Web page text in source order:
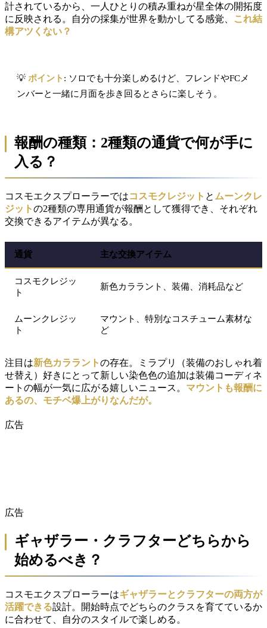
計されているから、一人ひとりの積み重ねが星全体の開拓度
に反映される。自分の採集が世界を動かしてる感覚、
これ結
構アツくない？
💡 ポイント : ソロでも十分楽しめるけど、フレンドやFCメ
ンバーと一緒に月面を歩き回るとさらに楽しそう。
報酬の種類：2種類の通貨で何が手に
入る？
コスモエクスプローラーではコスモクレジット と ムーンクレ
ジットの2種類の専用通貨が報酬として獲得でき、それぞれ
交換できるアイテムが異なる。
通貨 主な交換アイテム
コスモクレジッ
ト
新色カララント、装備、消耗品など
ムーンクレジッ
ト
マウント、特別なコスチューム素材な
ど
注目は新色カララントの存在。ミラプリ（装備のおしゃれ着
せ替え）好きにとって新しい染色色の追加は装備コーディネ
ートの幅が一気に広がる嬉しいニュース。 マウントも報酬に
あるの、モチベ爆上がりなんだが。
広告
広告
ギャザラー・クラフターどちらから
始めるべき？
コスモエクスプローラーはギャザラーとクラフターの両方が
活躍できる設計。開始時点でどちらのクラスを育てているか
に合わせて、自分のスタイルで楽しめる。